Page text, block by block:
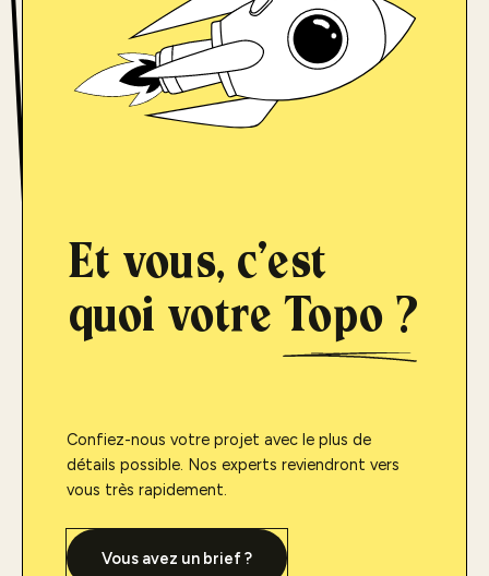
Et vous, c'est
quoi votre Topo ?
Confiez-nous votre projet avec le plus de
détails possible. Nos experts reviendront vers
vous très rapidement.
Vous avez un brief ?